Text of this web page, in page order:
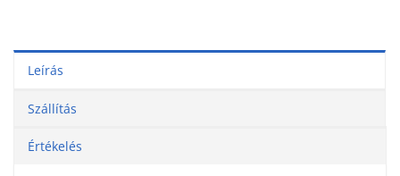
Leírás
Szállítás
Értékelés